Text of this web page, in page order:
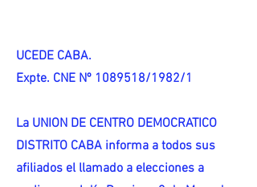
UCEDE CABA.
Expte. CNE Nº 1089518/1982/1
La UNION DE CENTRO DEMOCRATICO
DISTRITO CABA informa a todos sus
afiliados el llamado a elecciones a